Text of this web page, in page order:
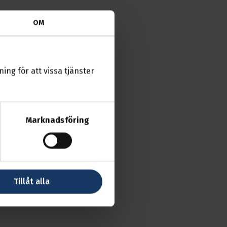
OM
för att vissa tjänster
Marknadsföring
Tillåt alla